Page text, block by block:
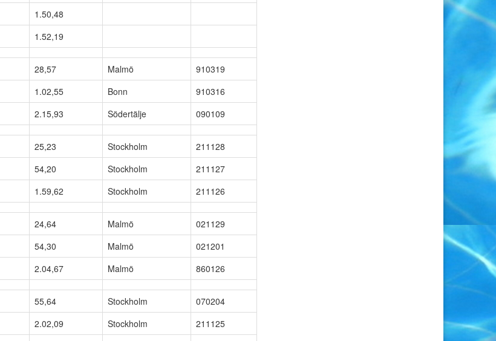
1.50,48
1.52,19
28,57 Malmö
910319
1.02,55 Bonn
910316
2.15,93 Södertälje 090109
25,23 Stockholm
211128
54,20 Stockholm
211127
1.59,62 Stockholm 211126
24,64 Malmö
021129
54,30 Malmö
021201
2.04,67 Malmö 860126
55,64 Stockholm
070204
2.02,09 Stockholm
211125